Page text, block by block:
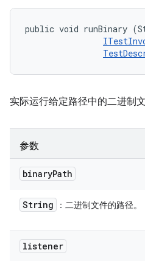
public void runBinary
实际运行给定路径中的二进制文
参数
binaryPath
String ：二进制文件的路径。
listener